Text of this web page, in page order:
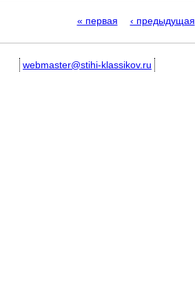
« первая ‹ предыдущая
webmaster@stihi-klassikov.ru